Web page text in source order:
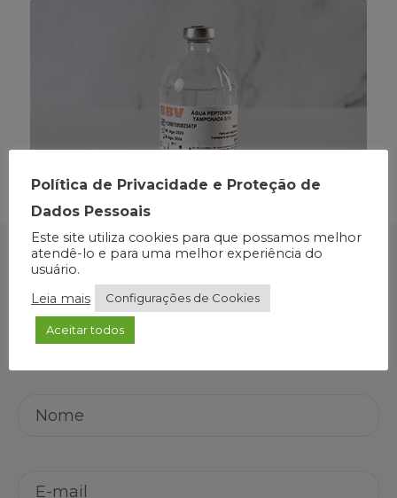
Quer testar nossos
produtos?
mail *
Política de Privacidade e Proteção de
Dados Pessoais
Este site utiliza cookies para que possamos melhor
atendê-lo e para uma melhor experiência do
usuário.
Leia mais
Configurações de Cookies
Aceitar todos